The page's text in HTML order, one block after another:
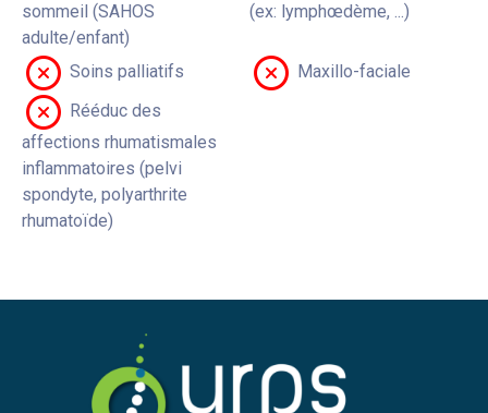
sommeil (SAHOS
adulte/enfant)
(ex: lymphœdème, ...)
Soins palliatifs
Maxillo-faciale
Rééduc des
affections rhumatismales
inflammatoires (pelvi
spondyte, polyarthrite
rhumatoïde)